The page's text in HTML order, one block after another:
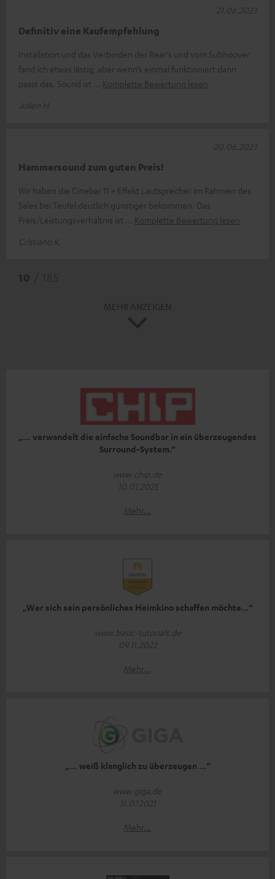
Definitiv eine Kaufempfehlung
Installation und das Verbinden der Rear‘s und vom Subhoover
fand ich etwas lästig, aber wenn‘s einmal funktioniert dann
passt das. Sound ist
Komplette Bewertung lesen
Julien H.
21.06.2023
Hammersound zum guten Preis!
Wir haben die Cinebar 11 + Effekt Lautsprecher im Rahmen des
Sales bei Teufel deutlich günstiger bekommen. Das
Preis/Leistungsverhältnis ist
Komplette Bewertung lesen
Cristiano K.
20.06.2023
„… verwandelt die einfache Soundbar in ein überzeugendes
Surround-System.“
www.chip.de
10.01.2025
Mehr...
„Wer sich sein persönliches Heimkino schaffen möchte…“
www.basic-tutorials.de
09.11.2022
Mehr...
„… weiß klanglich zu überzeugen …“
www.giga.de
31.07.2021
Mehr...